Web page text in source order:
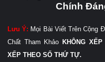
Chính
Lưu Ý: Mọi Bài Viết Trên Cộng
Chất Tham Khảo KHÔNG
XẾP THEO SỐ THỨ TỰ.